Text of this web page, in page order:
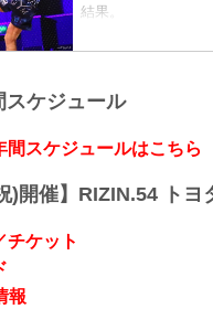
結果。
日沖発は、初代
内藤洋次郎と対戦
マレガリエに判定3-
スケジュール
スケジュールはこちら
)開催】RIZIN.54 ト
ケット
報